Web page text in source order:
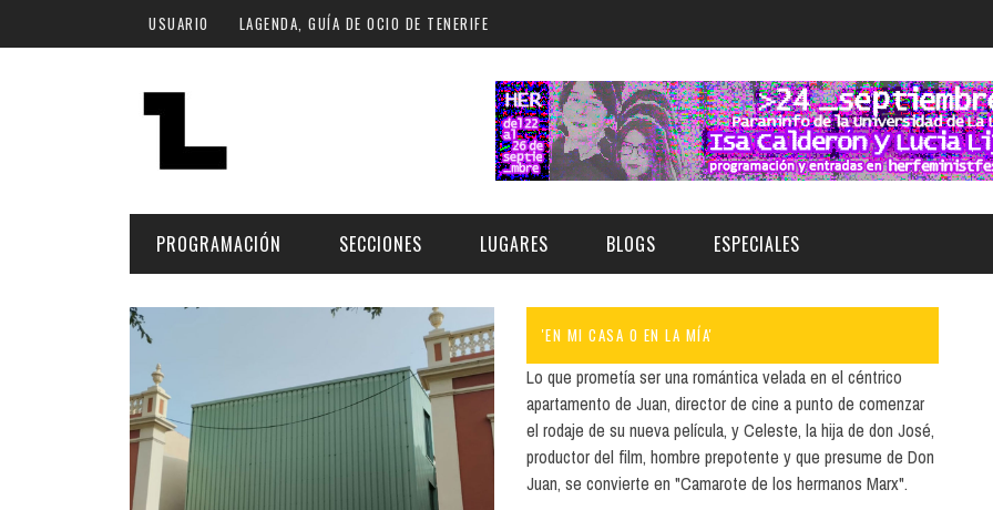
Pasar al contenido principal
USUARIO LAGENDA, GUÍA DE OCIO DE TENERIFE
PROGRAMACIÓN
Hoy
Plan Finde
LUGAR
Norte
Cultura
Deporte y Naturaleza
SECCIONES
ESCÉNICAS
GASTRONOMÍA
LUGARES
ARTE | MUSEOS
SALAS Y AUDITORIOS
ESPACIOS CULTURALES
BLOGS ESPECIALES
FESTIVAL BOREAL 2026
FESTIVAL TAGANANA 2026
TENERIFE PHE FESTIVAL 2026
XXVII VERANO DE CUENTO
'EN MI CASA O EN LA MÍA'
Lo que prometía ser una romántica velada en el céntrico
apartamento de Juan, director de cine a punto de comenzar
el rodaje de su nueva película, y Celeste, la hija de don José,
productor del film, hombre prepotente y que presume de Don
Juan, se convierte en "Camarote de los hermanos Marx".